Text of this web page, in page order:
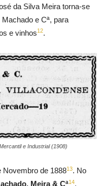
da Silva Meira torna-se
e Cª, para
e vinhos12.
e Industrial (1908)
Novembro de 188813. No
Meira & Cª14,